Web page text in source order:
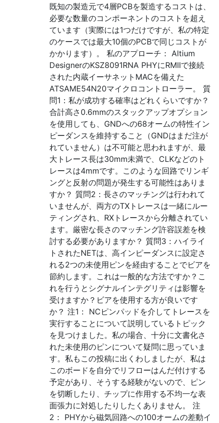
既知の製造元で4層PCBを製造するコストは、
必要な数量のコンポーネントのコストを超え
ています（実際には1つだけですが、私の特定
のケースでは最大10個のPCBで同じコストが
かかります）。 私のアプローチ： Altium
DesignerのKSZ8091RNA PHYにRMIIで接続
された内蔵イーサネットMACを備えた
ATSAME54N20マイクロコントローラー。 質
問1：私が成功する確率はどれくらいですか？
合計高さ0.6mmのスタックアップオプション
を使用しても、GNDへの68オームの特性イン
ピーダンスを維持すること（GNDはまだ注が
れていません）は不可能と思われますが、最
大トレース長は30mm未満で、CLKなどのト
レースは4mmです。このような回路でリンギ
ングと反射の問題が発生する可能性はありま
すか？ 質問2：長さのマッチングは行われて
いませんが、両方のTXトレースは一緒にルー
ティングされ、RXトレースから分離されてい
ます。厳密な長さのマッチング許容誤差を検
討する必要がありますか？ 質問3：ハイライ
トされたNETは、高インピーダンスに設定さ
れる2つの未使用ピンを経由することでビアを
節約します。これは一般的な方法ですか？こ
れを行うとシグナルインテグリティは影響を
受けますか？ビアを使用する方が良いです
か？ 注1： NCピンパッドを介してトレースを
実行することについて説明しているトピック
を見つけました。私の場合、十分に文書化さ
れた未使用のピンについて疑問に思っていま
す。私もこの投稿に出くわしましたが、私は
このボードを自分でリフローはんだ付けする
予定があり、そうする経験がないので、ピン
を切断したり、チップに作用する不均一な表
面張力に対処したりしたくありません。 注
2： PHYから磁気回路への100オームの差動イ